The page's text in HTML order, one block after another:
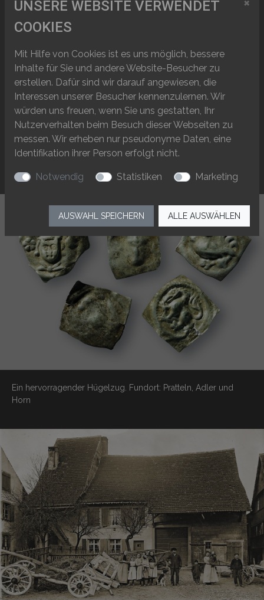
von Pratteln
Kultgefäss aus
der Grube
Bronzezeit
Reinach,
Langrüttiweg
Frisch aus der
Werkstatt
Frühmittelalter
Therwil,
Benkenstrasse
‹‹ ‹ 1 2 3 4 5 ... 7 8 ›
Ein hervorragender Hügelzug. Fundort: Pratteln, Adler und
Horn
UNSERE WEBSITE VERWENDET
COOKIES
Mit Hilfe von Cookies ist es uns möglich, bessere
Inhalte für Sie und andere Website-Besucher zu
erstellen. Dafür sind wir darauf angewiesen, die
Interessen unserer Besucher kennenzulernen. Wir
würden uns freuen, wenn Sie uns gestatten, Ihr
Nutzerverhalten beim Besuch dieser Webseiten zu
messen. Wir erheben nur pseudonyme Daten, eine
Identifikation ihrer Person erfolgt nicht.
Notwendig Statistiken Marketing
AUSWAHL SPEICHERN ALLE AUSWÄHLEN